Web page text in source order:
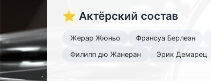
⭐ Актёрский состав
Жерар Жюньо Франсуа Берлеан
Филипп дю Жанеран
Эрик Демарец